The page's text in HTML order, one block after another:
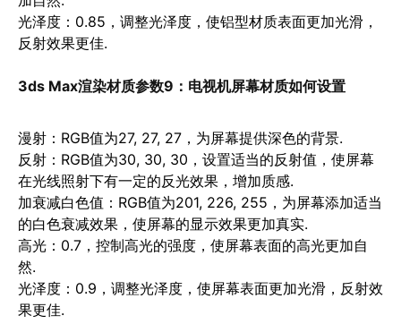
光泽度 ：0.85，调整光泽度，使铝型材质表面更加光滑，
反射效果更佳.
3ds Max渲染材质参数9： 电视机屏幕材质如何设置
漫射 ：RGB值为27, 27, 27，为屏幕提供深色的背景.
反射 ：RGB值为30, 30, 30，设置适当的反射值，使屏幕
在光线照射下有一定的反光效果，增加质感.
加衰减白色值 ：RGB值为201, 226, 255，为屏幕添加适当
的白色衰减效果，使屏幕的显示效果更加真实.
高光 ：0.7，控制高光的强度，使屏幕表面的高光更加自
然.
光泽度 ：0.9，调整光泽度，使屏幕表面更加光滑，反射效
果更佳.